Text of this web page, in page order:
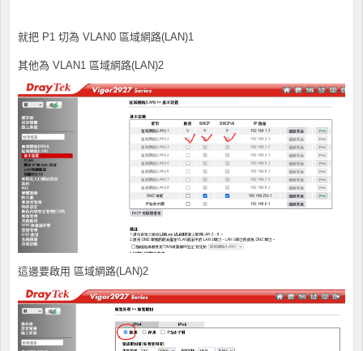
就把 P1 切為 VLAN0 區域網路(LAN)1
其他為 VLAN1 區域網路(LAN)2
這邊要啟用 區域網路(LAN)2